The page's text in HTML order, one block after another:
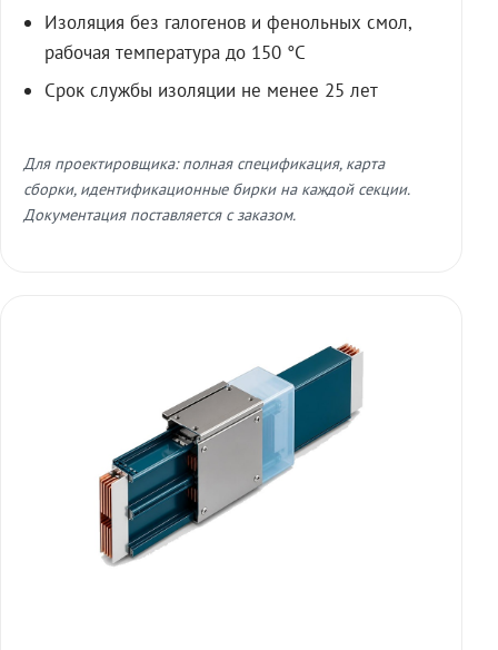
Изоляция без галогенов и фенольных смол,
рабочая температура до 150 °C
Срок службы изоляции не менее 25 лет
Для проектировщика: полная спецификация, карта
сборки, идентификационные бирки на каждой секции.
Документация поставляется с заказом.